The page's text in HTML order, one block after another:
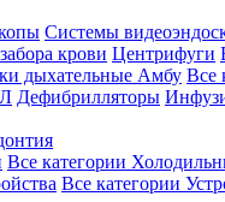
Системы
крови Центрифуги
дыхательные Амбу Все
Дефибрилляторы
Все категории
Все категории